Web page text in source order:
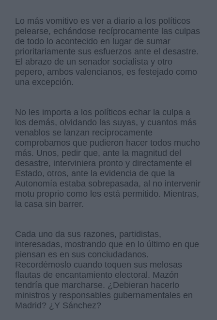
Lo más vomitivo es ver a diario a los políticos
pelearse, echándose recíprocamente las culpas
de todo lo acontecido en lugar de sumar
prioritariamente sus esfuerzos ante el desastre.
El abrazo de un senador socialista y otro
pepero, ambos valencianos, es festejado como
una excepción.
No les importa a los políticos echar la culpa a
los demás, olvidando las suyas, y cuantos más
venablos se lanzan recíprocamente
comprobamos que pudieron hacer todos mucho
más. Unos, pedir que, ante la magnitud del
desastre, interviniera pronto y directamente el
Estado, otros, ante la evidencia de que la
Autonomía estaba sobrepasada, al no intervenir
motu proprio como les está permitido. Mientras,
la casa sin barrer.
Cada uno da sus razones, partidistas,
interesadas, mostrando que en lo último en que
piensan es en sus conciudadanos.
Recordémoslo cuando toquen sus melosas
flautas de encantamiento electoral. Mazón
tendría que marcharse. ¿Debieran hacerlo
ministros y responsables gubernamentales en
Madrid? ¿Y Sánchez?